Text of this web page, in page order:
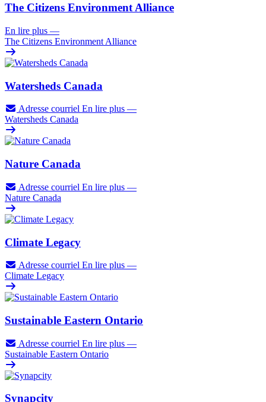
The Citizens Environment Alliance
En lire plus —
The Citizens Environment Alliance
Watersheds Canada
Adresse courriel En lire plus —
Watersheds Canada
Nature Canada
Adresse courriel En lire plus —
Nature Canada
Climate Legacy
Adresse courriel En lire plus —
Climate Legacy
Sustainable Eastern Ontario
Adresse courriel En lire plus —
Sustainable Eastern Ontario
Synapcity